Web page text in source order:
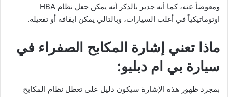
اوتوماتيكياً في أغلب السيارات، وبالتالي يمكن ايقافه أو تفعيله.
ماذا تعني إشارة المكابح الصفراء في
سيارة بي ام دبليو:
بمجرد ظهور هذه الإشارة سيكون دليل على تعطل نظام المكابح